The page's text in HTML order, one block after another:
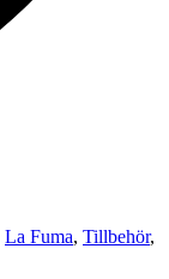
La Fuma, Tillbehör,